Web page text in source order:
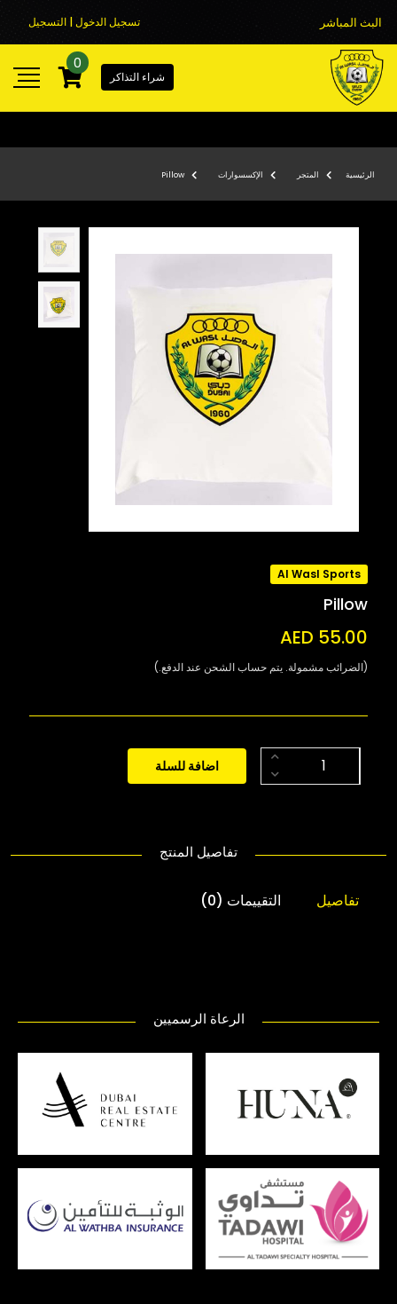
البث المباشر تسجيل الدخول | التسجيل
شراء التذاكر
0
الرئيسية المتجر الإكسسوارات Pillow
Al Wasl Sports
Pillow
AED 55.00
(الضرائب مشمولة. يتم حساب الشحن عند الدفع.)
اضافة للسلة
تفاصيل المنتج
تفاصيل التقييمات (0)
الرعاة الرسميين